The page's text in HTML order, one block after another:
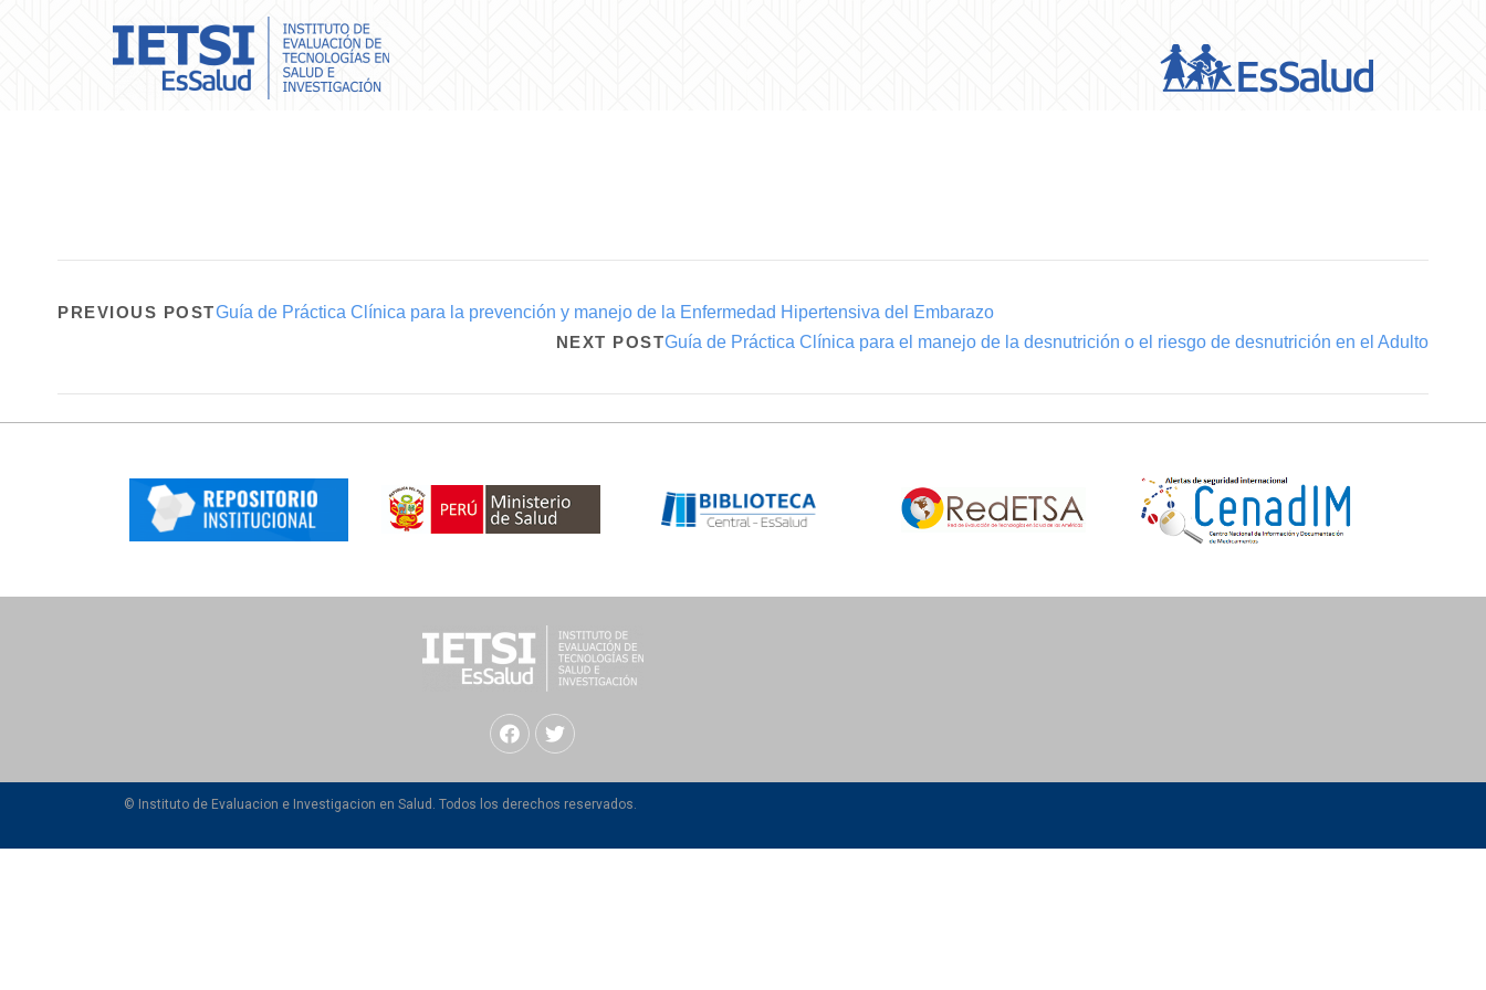
PREVIOUS POSTGuía de Práctica Clínica para la prevención y manejo de la Enfermedad Hipertensiva del Embarazo
NEXT POSTGuía de Práctica Clínica para el manejo de la desnutrición o el riesgo de desnutrición en el Adulto
© Instituto de Evaluacion e Investigacion en Salud. Todos los derechos reservados.